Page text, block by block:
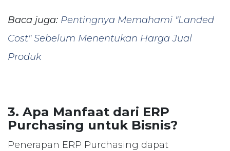
Baca juga: Pentingnya Memahami "Landed
Cost" Sebelum Menentukan Harga Jual
Produk
3. Apa Manfaat dari ERP
Purchasing untuk Bisnis?
Penerapan ERP Purchasing dapat